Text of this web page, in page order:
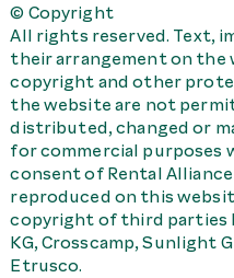
© Copyright
All rights reserved. Text,
their arrangement on the
copyright and other
the website are not
distributed, changed or
for commercial
consent of Rental Alliance
reproduced on this
copyright of third parties
KG, Crosscamp, Sunlight
Etrusco.